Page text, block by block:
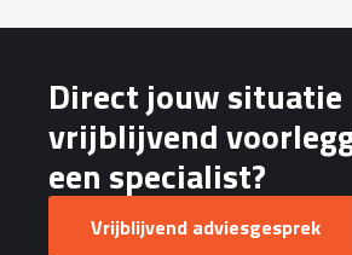
Direct jouw situatie
vrijblijvend
een specialist?
Vrijblijvend adviesgesprek